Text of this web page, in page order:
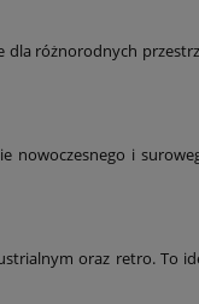
różnorodnych
nowoczesnego i
oraz retro. To